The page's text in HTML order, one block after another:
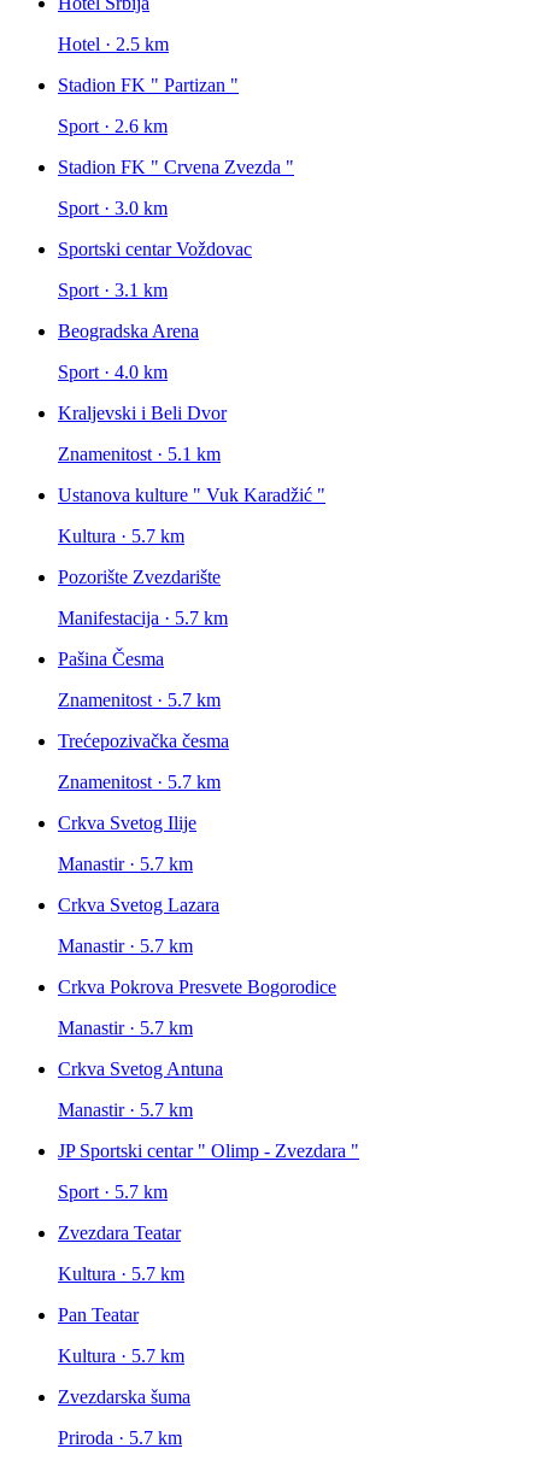
Hotel · 2.5 km
Stadion FK " Partizan "
Sport · 2.6 km
Stadion FK " Crvena Zvezda "
Sport · 3.0 km
Sportski centar Voždovac
Sport · 3.1 km
Beogradska Arena
Sport · 4.0 km
Kraljevski i Beli Dvor
Znamenitost · 5.1 km
Ustanova kulture " Vuk Karadžić "
Kultura · 5.7 km
Pozorište Zvezdarište
Manifestacija · 5.7 km
Pašina Česma
Znamenitost · 5.7 km
Trećepozivačka česma
Znamenitost · 5.7 km
Crkva Svetog Ilije
Manastir · 5.7 km
Crkva Svetog Lazara
Manastir · 5.7 km
Crkva Pokrova Presvete Bogorodice
Manastir · 5.7 km
Crkva Svetog Antuna
Manastir · 5.7 km
JP Sportski centar " Olimp - Zvezdara "
Sport · 5.7 km
Zvezdara Teatar
Kultura · 5.7 km
Pan Teatar
Kultura · 5.7 km
Zvezdarska šuma
Priroda · 5.7 km